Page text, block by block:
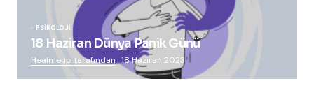
PSIKOLOJI
18 Haziran Dünya Panik Günü
Healmeup tarafından 18 Haziran 2023